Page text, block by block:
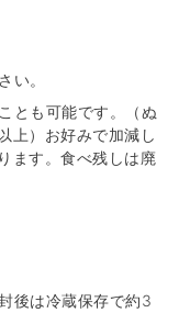
い。
とも可能です。（ぬ
上）お好みで加減し
ます。食べ残しは廃
後は冷蔵保存で約3